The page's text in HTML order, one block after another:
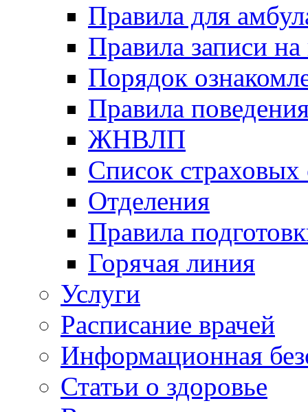
Правила для
Правила записи
Порядок
Правила
ЖНВЛП
Список страховых
Отделения
Правила
Горячая линия
Услуги
Расписание врачей
Информационная
Статьи о здоровье